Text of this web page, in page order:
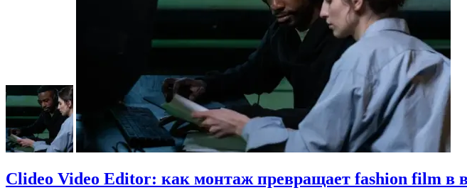
Clideo Video Editor: как монтаж превращает fashion film в